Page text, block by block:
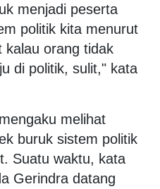
menjadi peserta
politik kita menurut
kalau orang tidak
di politik, sulit," kata
melihat
buruk sistem politik
Suatu waktu, kata
Gerindra datang